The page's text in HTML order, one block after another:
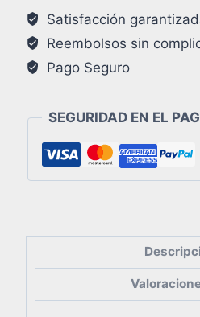
Satisfacción
Reembolsos sin
Pago Seguro
SEGURIDAD EN EL